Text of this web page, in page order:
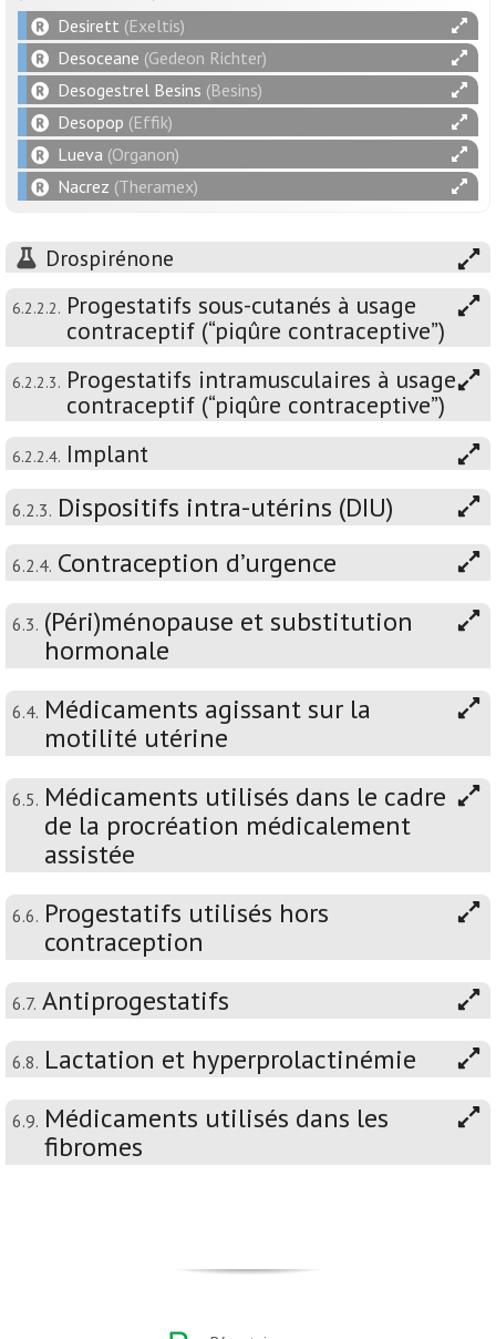
Desirett (Exeltis)
Desoceane (Gedeon Richter)
Desogestrel Besins (Besins)
Desopop (Effik)
Lueva (Organon)
Nacrez (Theramex)
Drospirénone
6.2.2.2. Progestatifs sous-cutanés à usage
contraceptif (“piqûre contraceptive”)
6.2.2.3. Progestatifs intramusculaires à usage
contraceptif (“piqûre contraceptive”)
6.2.2.4. Implant
6.2.3. Dispositifs intra-utérins (DIU)
6.2.4. Contraception d’urgence
6.3. (Péri)ménopause et substitution
hormonale
6.4. Médicaments agissant sur la
motilité utérine
6.5. Médicaments utilisés dans le cadre
de la procréation médicalement
assistée
6.6. Progestatifs utilisés hors
contraception
6.7. Antiprogestatifs
6.8. Lactation et hyperprolactinémie
6.9. Médicaments utilisés dans les
fibromes